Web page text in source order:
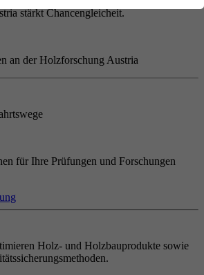
stärkt Chancengleicheit.
an der Holzforschung Austria
für Ihre Prüfungen und Forschungen
Holz- und Holzbauprodukte sowie